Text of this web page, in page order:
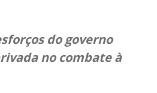
do governo
no combate à